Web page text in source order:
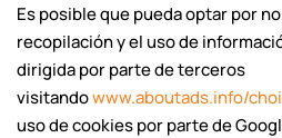
Es posible que pueda optar por
recopilación y el uso de
dirigida por parte de terceros
visitandowww.aboutads.info/
uso de cookies por parte de